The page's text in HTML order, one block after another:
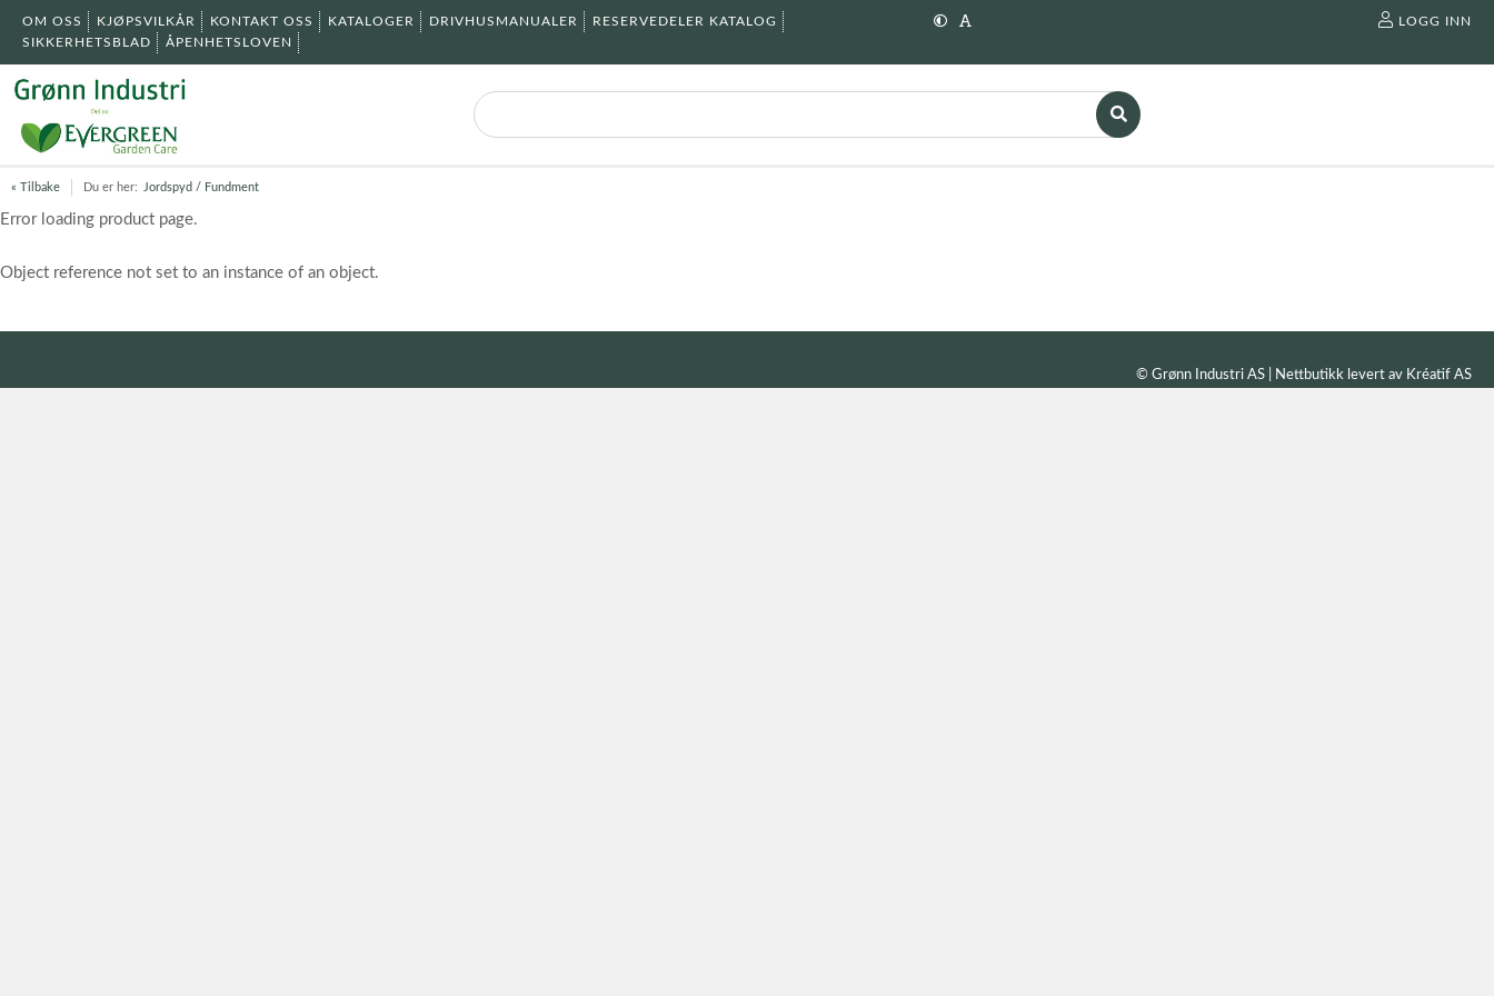
OM OSS KJØPSVILKÅR KONTAKT OSS KATALOGER DRIVHUSMANUALER
RESERVEDELER KATALOG
SIKKERHETSBLAD
ÅPENHETSLOVEN
LOGG INN
« Tilbake Du er her: Jordspyd / Fundment
Error loading product page.
Object reference not set to an instance of an object.
© Grønn Industri AS | Nettbutikk levert av Kréatif AS